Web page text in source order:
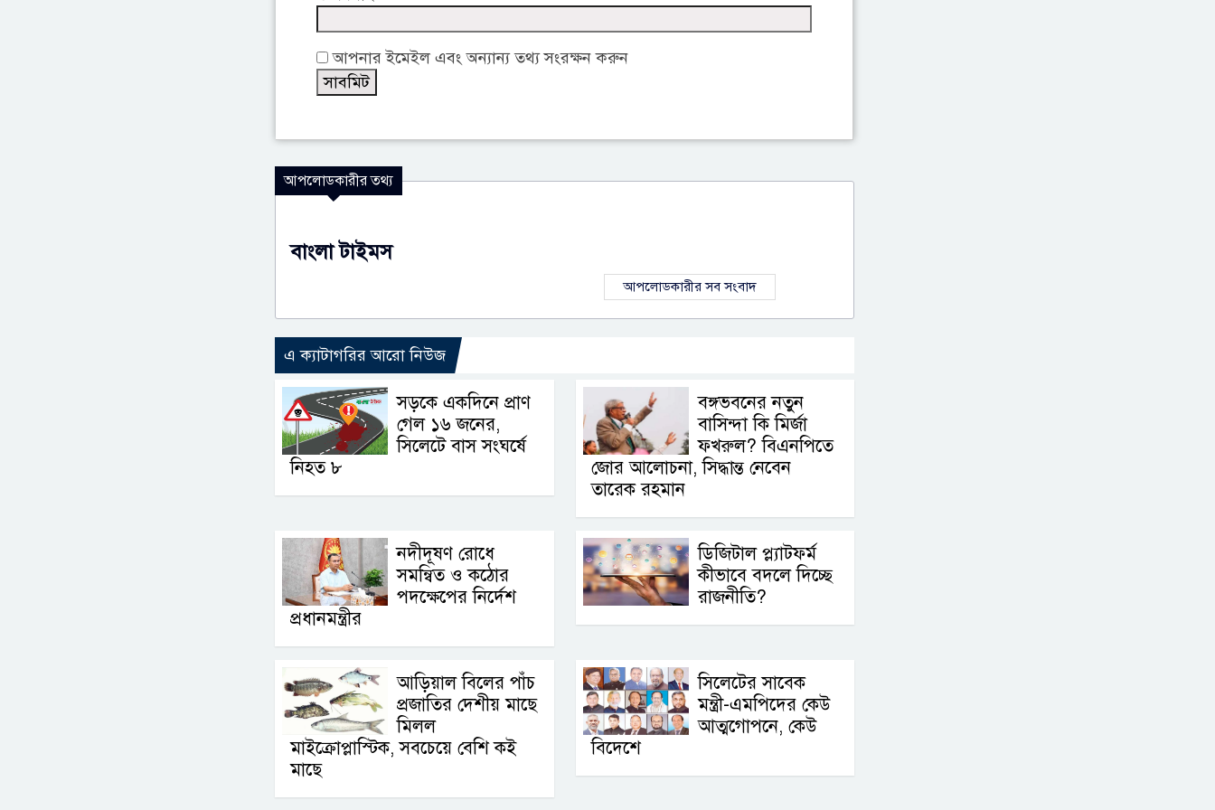
আপনার ইমেইল এবং অন্যান্য তথ্য সংরক্ষন করুন
আপলোডকারীর তথ্য
বাংলা টাইমস
আপলোডকারীর সব সংবাদ
এ ক্যাটাগরির আরো নিউজ
সড়কে একদিনে প্রাণ
গেল ১৬ জনের,
সিলেটে বাস সংঘর্ষে
নিহত ৮
বঙ্গভবনের নতুন
বাসিন্দা কি মির্জা
ফখরুল? বিএনপিতে
জোর আলোচনা, সিদ্ধান্ত নেবেন
তারেক রহমান
নদীদূষণ রোধে
সমন্বিত ও কঠোর
পদক্ষেপের নির্দেশ
প্রধানমন্ত্রীর
ডিজিটাল প্ল্যাটফর্ম
কীভাবে বদলে দিচ্ছে
রাজনীতি?
আড়িয়াল বিলের পাঁচ
প্রজাতির দেশীয় মাছে
মিলল
মাইক্রোপ্লাস্টিক, সবচেয়ে বেশি কই
মাছে
সিলেটের সাবেক
মন্ত্রী-এমপিদের কেউ
আত্মগোপনে, কেউ
বিদেশে